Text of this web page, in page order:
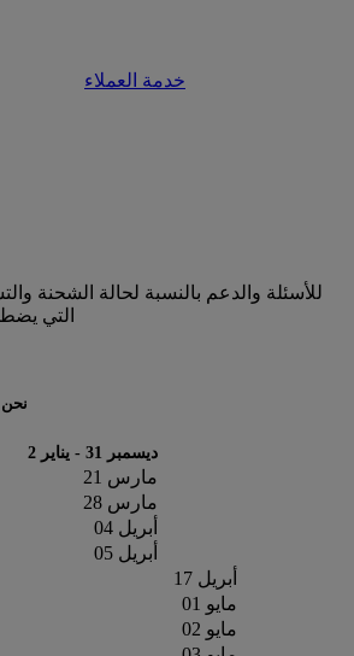
خدمة العملاء
للأسئلة والدعم بالنسبة لحالة الشحنة
التي
نحن
ديسمبر 31 - يناير 2
مارس 21
مارس 28
أبريل 04
أبريل 05
أبريل 17
مايو 01
مايو 02